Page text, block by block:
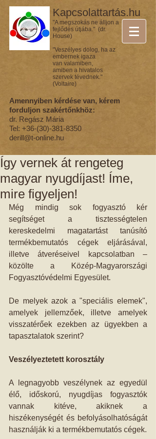
Kapcsolattartás.hu
"A megszokás ne álljon a
fejlődés útjába." (dr.
House)
"Veszélyes dolog, ha az
embernek igaza
van valamiben,
amiben a hivatalos
szervek tévednek."
(Voltaire)
Amennyiben kérdése van, kérem
forduljon szakértőnkhöz:
dr. Regász Mária
Tel: +36-(30)-381-8350
derill@t-online.hu
Így vernek át rengeteg
magyar nyugdíjast! Íme,
mire figyeljen!
Még mindig sok fogyasztó kér
segítséget a tisztességtelen
kereskedelmi magatartást tanúsító
termékbemutatós cégek eljárásával,
illetve átveréseivel kapcsolatban –
közölte a Közép-Magyarországi
Fogyasztóvédelmi Egyesület.
De melyek azok a "speciális elemek",
amelyek jellemzőek, illetve amelyek
visszatérőek ezekben az ügyekben a
tapasztalatok szerint?
Veszélyeztetett korosztály
A legnagyobb veszélynek az egyedül
élő, időskorú, nyugdíjas fogyasztók
vannak kitéve, akiknek a
hiszékenységét és befolyásolhatóságát
használják ki a termékbemutatós cégek.